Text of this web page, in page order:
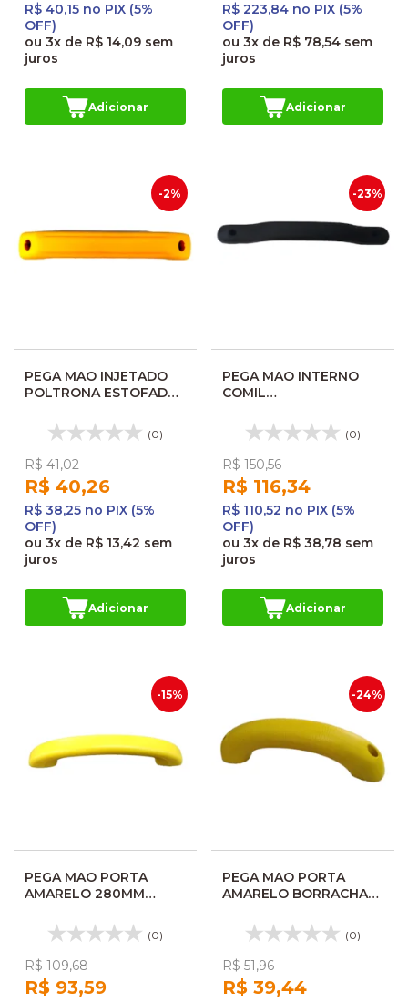
R$ 40,15 no PIX (5%
OFF)
ou 3x de R$ 14,09 sem
juros
Adicionar
R$ 223,84 no PIX (5%
OFF)
ou 3x de R$ 78,54 sem
juros
Adicionar
-2%
PEGA MAO INJETADO
POLTRONA ESTOFADA
00523842002
(0)
R$ 41,02
R$ 40,26
R$ 38,25 no PIX (5%
OFF)
ou 3x de R$ 13,42 sem
juros
Adicionar
-23%
PEGA MAO INTERNO
COMIL
PRETO 02420P
(0)
R$ 150,56
R$ 116,34
R$ 110,52 no PIX (5%
OFF)
ou 3x de R$ 38,78 sem
juros
Adicionar
-15%
PEGA MAO PORTA
AMARELO 280MM
(0)
R$ 109,68
R$ 93,59
-24%
PEGA MAO PORTA
AMARELO BORRACHA
(0)
R$ 51,96
R$ 39,44